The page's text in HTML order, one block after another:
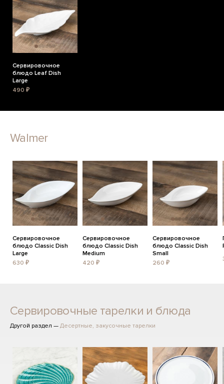
Сервировочное
блюдо Leaf Dish
Large
490 ₽
Walmer
Сервировочное
блюдо Classic Dish
Large
630 ₽
Сервировочное
блюдо Classic Dish
Medium
420 ₽
Сервировочное
блюдо Classic Dish
Small
260 ₽
Сервировочные тарелки и блюда
Другой раздел — Десертные, закусочные тарелки